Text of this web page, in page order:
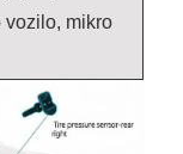
vozilo, mikro